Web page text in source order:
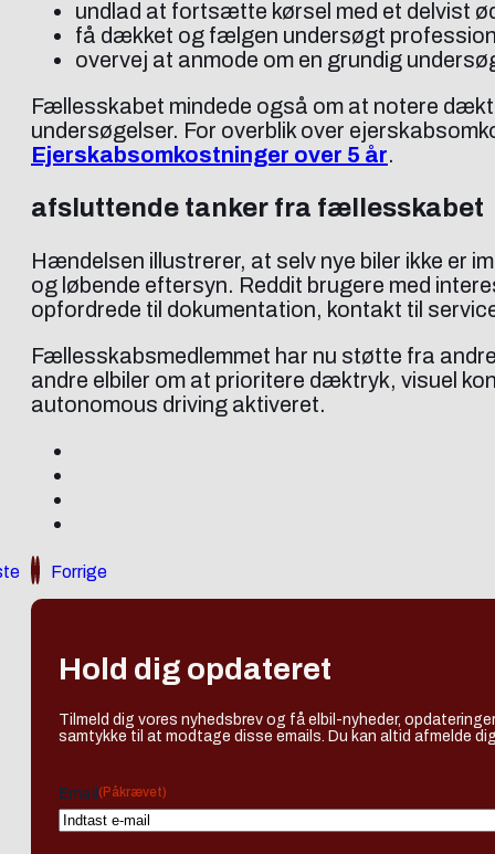
undlad at fortsætte kørsel med et delvist
få dækket og fælgen undersøgt
overvej at anmode om en grundig
Fællesskabet mindede også om at notere
undersøgelser. For overblik over
Ejerskabsomkostninger over 5 år.
afsluttende tanker fra fællesskabet
Hændelsen illustrerer, at selv nye biler ikke er
og løbende eftersyn. Reddit brugere med
opfordrede til dokumentation, kontakt til
Fællesskabsmedlemmet har nu støtte fra
andre elbiler om at prioritere dæktryk, visuel
autonomous driving aktiveret.
Forrige
Hold dig opdateret
Tilmeld dig vores nyhedsbrev og få elbil-nyheder,
samtykke til at modtage disse emails. Du kan altid afmelde
Email (Påkrævet)